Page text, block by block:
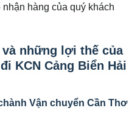
hàng của quý khách
những lợi thế của
KCN Cảng Biển Hải
Vận chuyển Cần Thơ